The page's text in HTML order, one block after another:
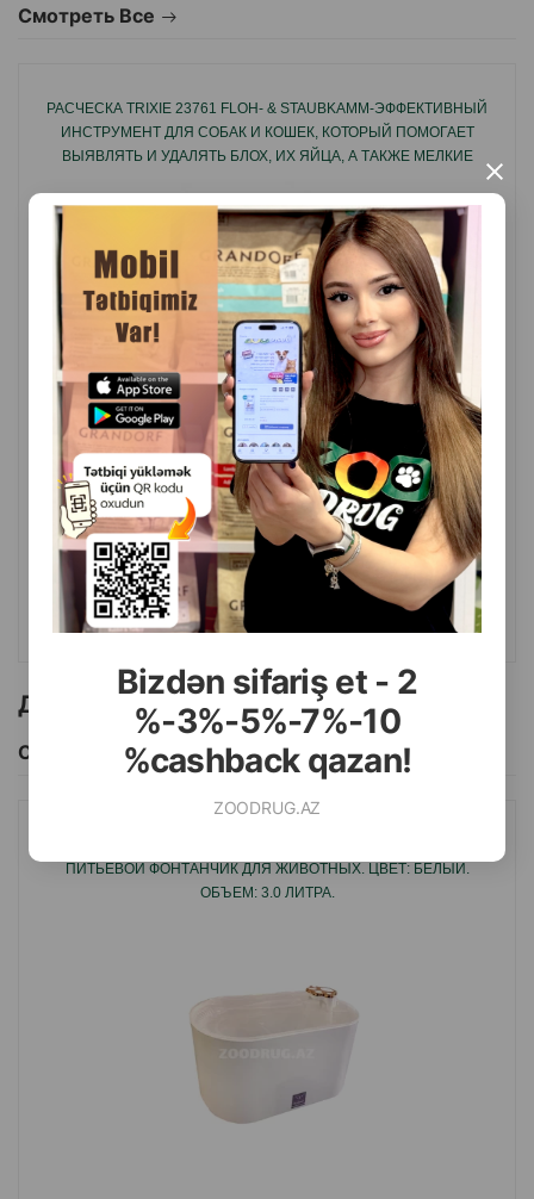
Bizdən sifariş et - 2
%-3%-5%-7%-10
%cashback qazan!
ZOODRUG.AZ
×
детального ухода.
Смотреть Все
РАСЧЕСКА TRIXIE 23761 FLOH- & STAUBKAMM-ЭФФЕКТИВНЫЙ
ИНСТРУМЕНТ ДЛЯ СОБАК И КОШЕК, КОТОРЫЙ ПОМОГАЕТ
ВЫЯВЛЯТЬ И УДАЛЯТЬ БЛОХ, ИХ ЯЙЦА, А ТАКЖЕ МЕЛКИЕ
( Отзывы)
Масса Цена
Купить
1 шт
8.40
КУПИТЬ
Другие товоры бренда
Смотреть Все
ПИТЬЕВОЙ ФОНТАНЧИК ДЛЯ ЖИВОТНЫХ. ЦВЕТ: БЕЛЫЙ.
ОБЪЕМ: 3.0 ЛИТРА.